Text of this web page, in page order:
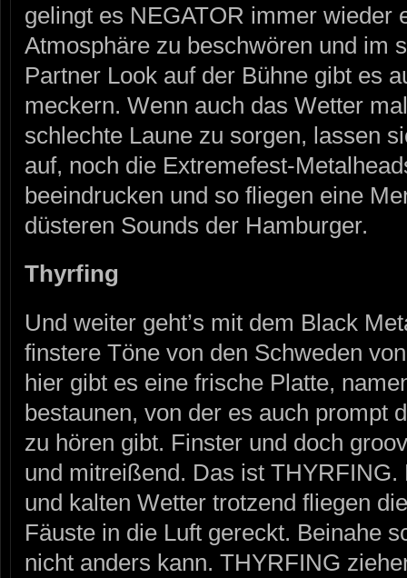
gelingt es NEGATOR immer wieder
Atmosphäre zu beschwören und im
Partner Look auf der Bühne gibt es
meckern. Wenn auch das Wetter
schlechte Laune zu sorgen, lassen
auf, noch die Extremefest-
beeindrucken und so fliegen eine
düsteren Sounds der Hamburger.
Thyrfing
Und weiter geht’s mit dem Black
finstere Töne von den Schweden
hier gibt es eine frische Platte,
bestaunen, von der es auch prompt
zu hören gibt. Finster und doch
und mitreißend. Das ist
und kalten Wetter trotzend fliegen
Fäuste in die Luft gereckt. Beinahe
nicht anders kann. THYRFING